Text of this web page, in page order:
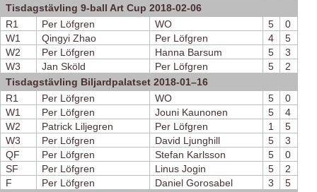
Tisdagstävling 9-ball Art Cup 2018-02-06
R1
Per Löfgren WO 5
0
W1
Qingyi Zhao Per Löfgren 4
5
W2
Per Löfgren Hanna Barsum 5
3
W3
Jan Sköld Per Löfgren 5
2
Tisdagstävling Biljardpalatset 2018-01–16
R1
Per Löfgren WO 5
0
W1
Per Löfgren Jouni Kaunonen 5
4
W2
Patrick Liljegren Per Löfgren 1
5
W3
Per Löfgren David Ljunghill 5
3
QF
Per Löfgren Stefan Karlsson 5
0
SF
Per Löfgren Linus Jogin 5
2
F
Per Löfgren Daniel Gorosabel 3
5